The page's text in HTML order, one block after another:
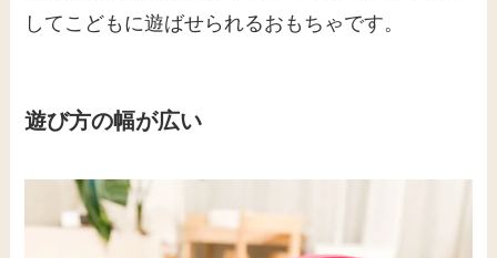
してこどもに遊ばせられるおもちゃです。
遊び方の幅が広い